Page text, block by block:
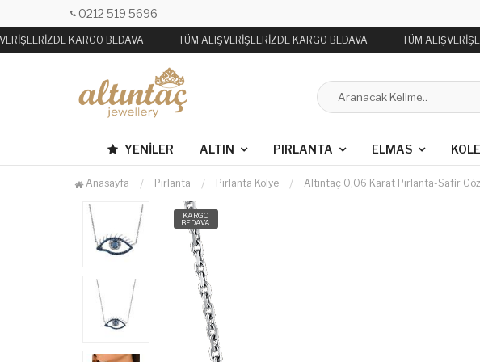
0212 519 5696
KARGO BEDAVA TÜM ALIŞVERİŞLERİZDE KARGO BEDAVA TÜM
YENILER ALTIN PIRLANTA ELMAS
Anasayfa Pırlanta Pırlanta Kolye Altıntaç 0,06 Karat Pırlanta-Safir
KARGO
BEDAVA